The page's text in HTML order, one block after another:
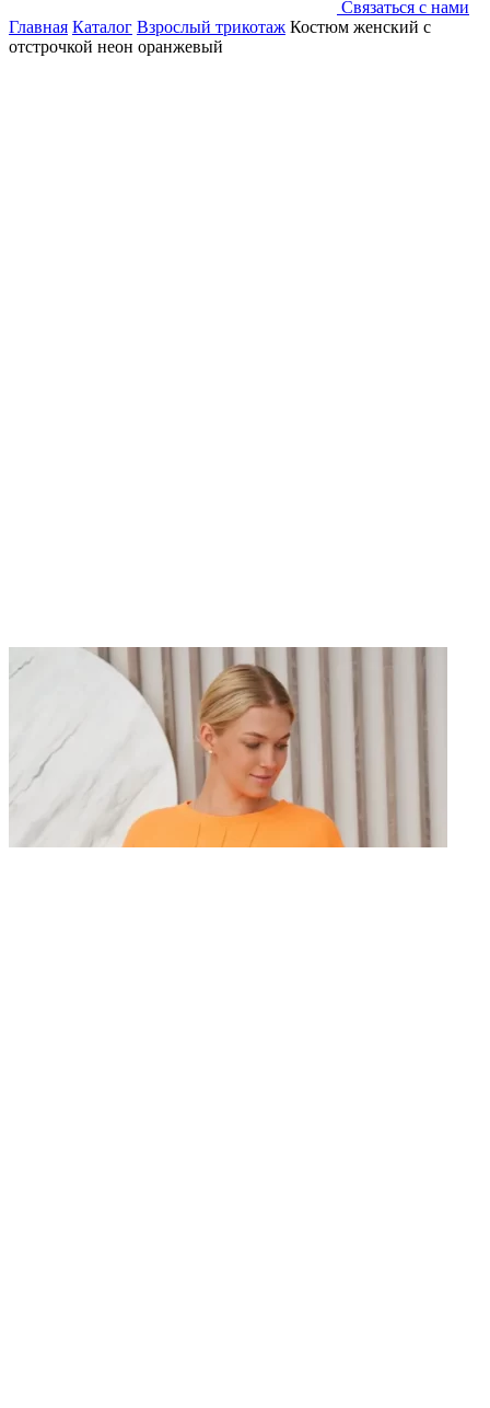
Связаться с нами
Главная Каталог Взрослый трикотаж Костюм женский с
отстрочкой неон оранжевый